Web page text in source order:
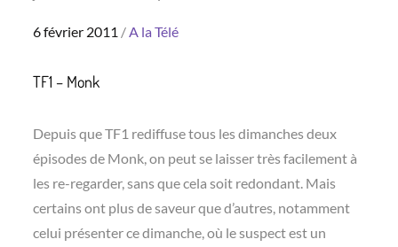
Posted
6 février 2011 A la Télé
TF1 – Monk
Depuis que TF1 rediffuse tous les dimanches deux
épisodes de Monk, on peut se laisser très facilement à
les re-regarder, sans que cela soit redondant. Mais
certains ont plus de saveur que d’autres, notamment
celui présenter ce dimanche, où le suspect est un